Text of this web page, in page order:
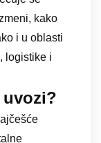
kako
i u oblasti
logistike i